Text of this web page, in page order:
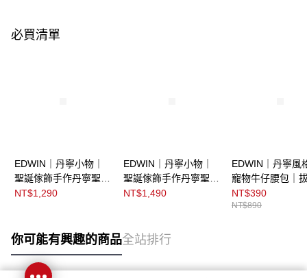
必買清單
EDWIN｜丹寧小物｜
聖誕傢飾手作丹寧聖誕
襪｜拔洗藍
NT$1,290
EDWIN｜丹寧小物｜
聖誕傢飾手作丹寧聖誕
樹｜中古藍
NT$1,490
EDWIN｜丹寧風
寵物牛仔腰包｜
NT$390
NT$890
你可能有興趣的商品全站排行